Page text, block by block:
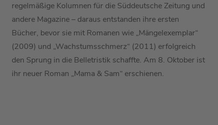
regelmäßige Kolumnen für die Süddeutsche Zeitung und
andere Magazine – daraus entstanden ihre ersten
Bücher, bevor sie mit Romanen wie „Mängelexemplar“
(2009) und „Wachstumsschmerz“ (2011) erfolgreich
den Sprung in die Belletristik schaffte. Am 8. Oktober ist
ihr neuer Roman „Mama & Sam“ erschienen.